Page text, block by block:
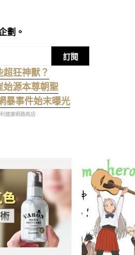
劃。
訂閱
狂神獸？
始源本尊朝聖
暴事件始末曝光
健康網路商店